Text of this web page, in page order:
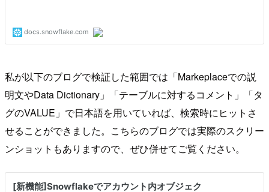
私が以下のブログで検証した範囲では「Markeplaceでの説
明文やData Dictionary」「テーブルに対するコメント」「タ
グのVALUE」で日本語を用いていれば、検索時にヒットさ
せることができました。こちらのブログでは実際のスクリー
ンショットもありますので、ぜひ併せてご覧ください。